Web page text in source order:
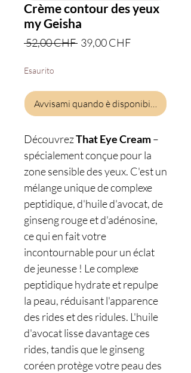
Crème contour des yeux
my Geisha
52,00 CHF Prezzo
39,00 CHFPrezzo
Esaurito
Avvisami quando è disponibile
DécouvrezThat Eye Cream–
spécialement conçue pour la
zone sensible des yeux. C'est un
mélange unique de complexe
peptidique, d'huile d'avocat, de
ginseng rouge et d'adénosine,
ce qui en fait votre
incontournable pour un éclat
de jeunesse ! Le complexe
peptidique hydrate et repulpe
la peau, réduisant l'apparence
des rides et des ridules. L'huile
d'avocat lisse davantage ces
rides, tandis que le ginseng
coréen protège votre peau des